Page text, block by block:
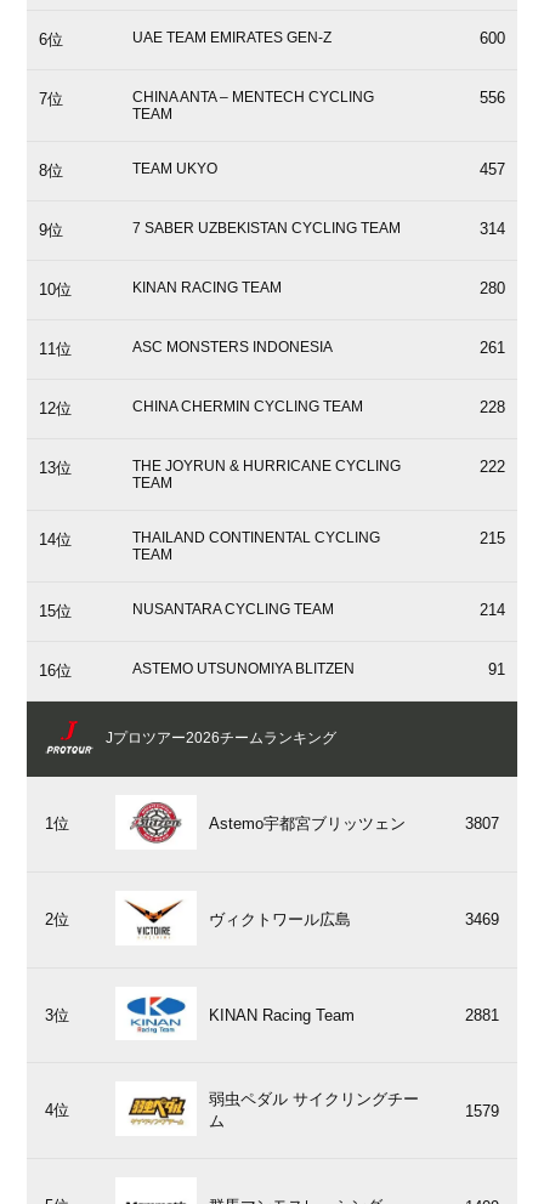
6位 UAE TEAM EMIRATES GEN-Z 600
7位
CHINA ANTA – MENTECH CYCLING
TEAM
556
8位 TEAM UKYO 457
9位 7 SABER UZBEKISTAN CYCLING TEAM 314
10位 KINAN RACING TEAM 280
11位 ASC MONSTERS INDONESIA 261
12位 CHINA CHERMIN CYCLING TEAM 228
13位
THE JOYRUN & HURRICANE CYCLING
TEAM
222
14位
THAILAND CONTINENTAL CYCLING
TEAM
215
15位 NUSANTARA CYCLING TEAM 214
16位 ASTEMO UTSUNOMIYA BLITZEN 91
Jプロツアー2026チームランキング
1位 Astemo宇都宮ブリッツェン 3807
2位 ヴィクトワール広島 3469
3位 KINAN Racing Team 2881
4位
弱虫ペダル サイクリングチー
ム
1579